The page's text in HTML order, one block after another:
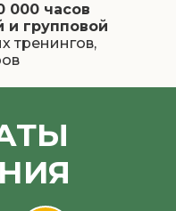
000 часов
и групповой
тренингов,